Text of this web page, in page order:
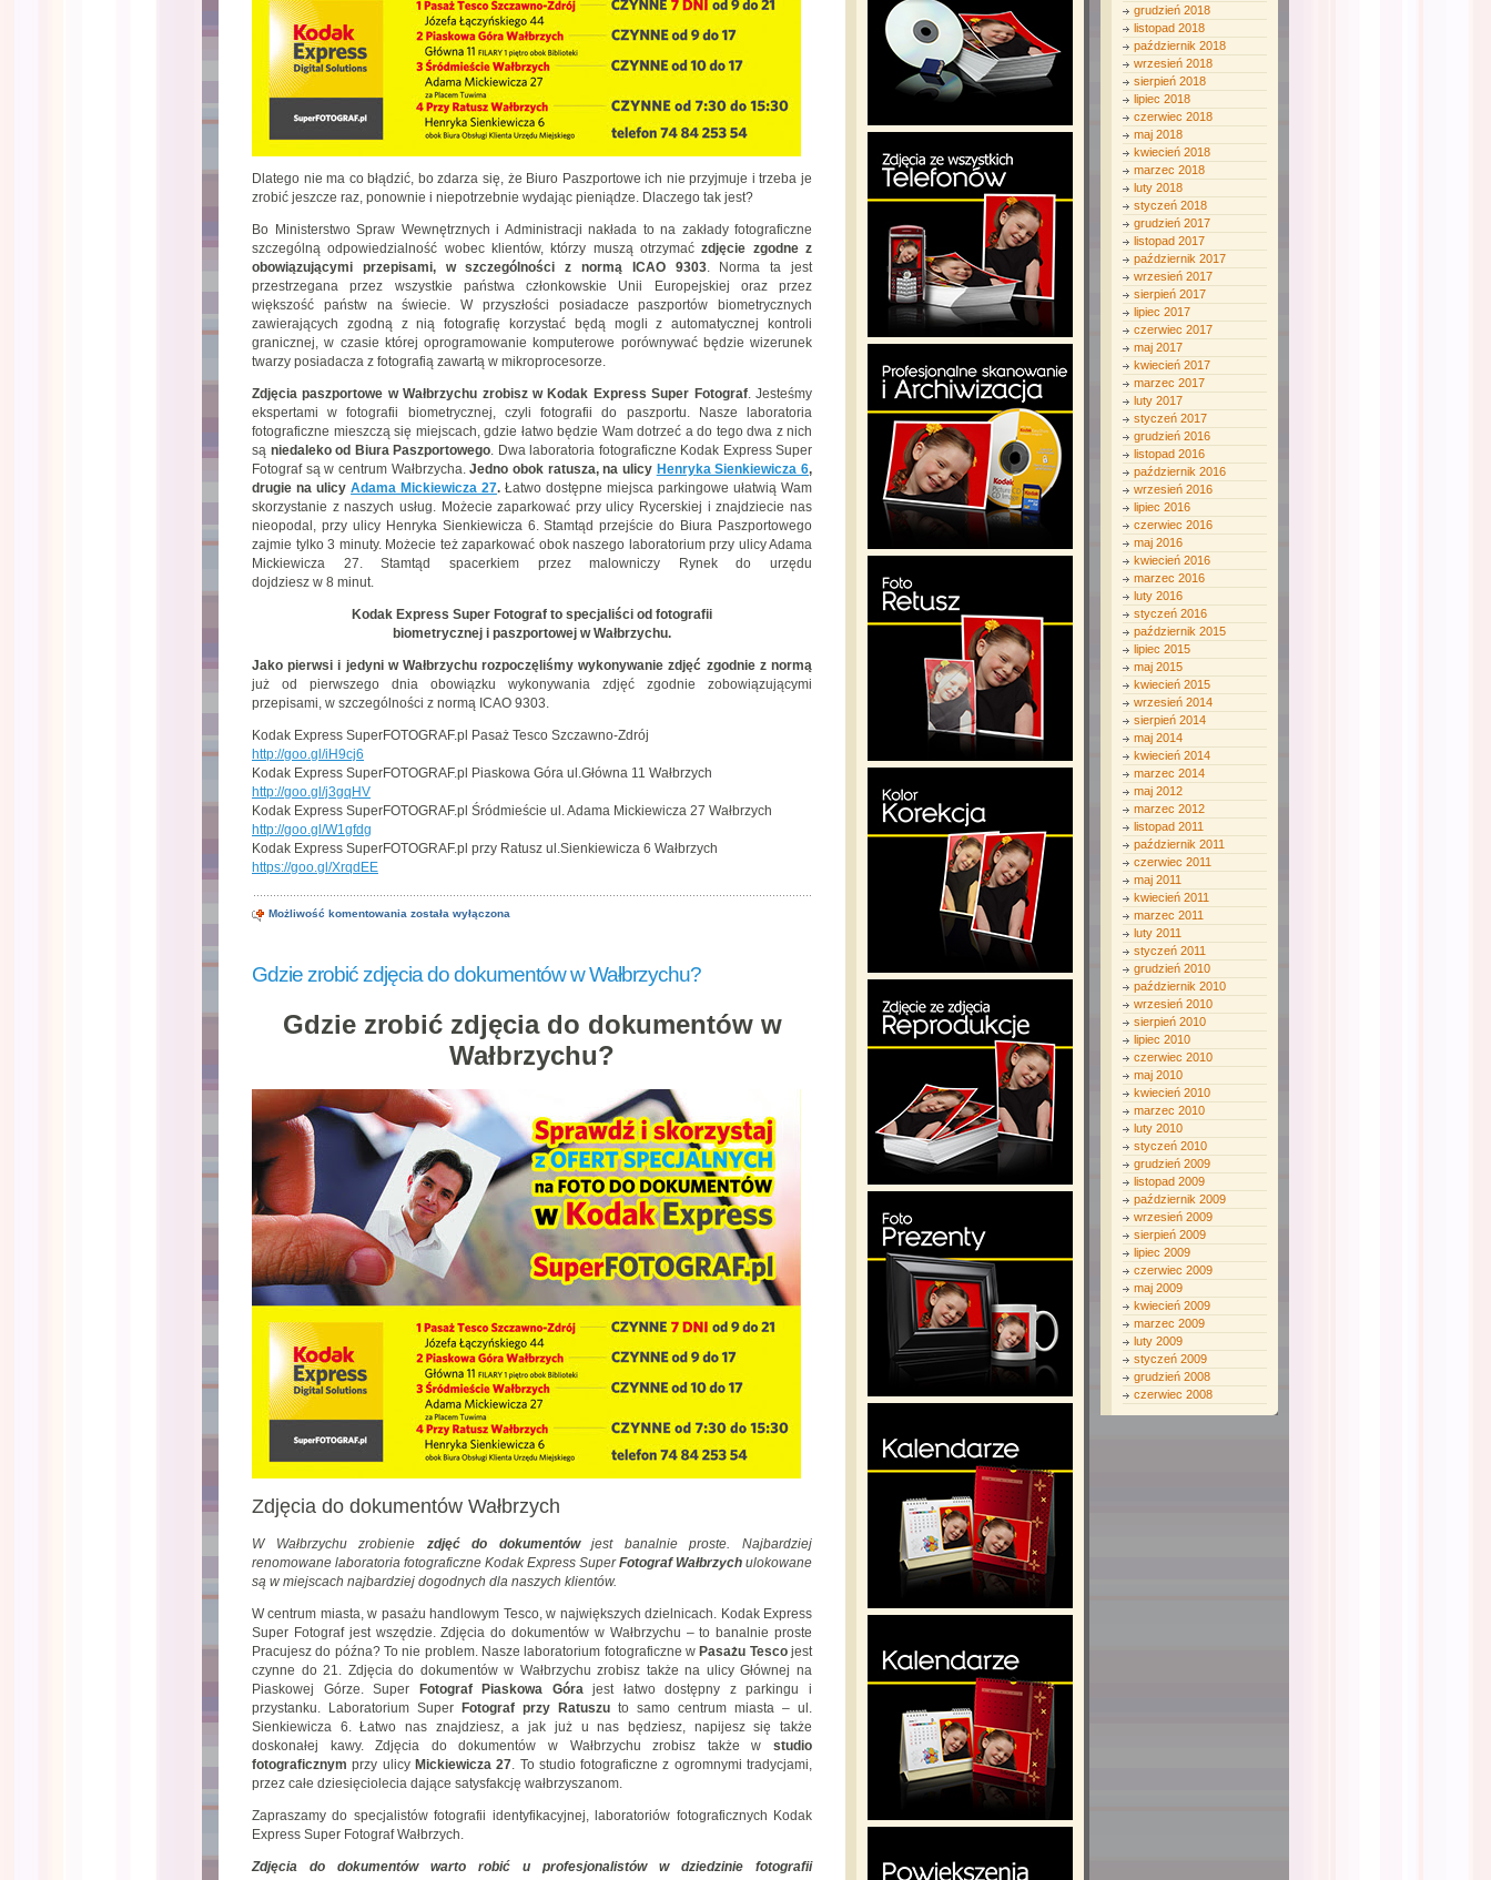
Dlatego nie ma co błądzić, bo zdarza się, że Biuro Paszportowe ich nie przyjmuje i trzeba je
zrobić jeszcze raz, ponownie i niepotrzebnie wydając pieniądze. Dlaczego tak jest?
Bo Ministerstwo Spraw Wewnętrznych i Administracji nakłada to na zakłady fotograficzne
szczególną odpowiedzialność wobec klientów, którzy muszą otrzymaćzdjęcie zgodne z
obowiązującymi przepisami, w szczególności z normą ICAO 9303. Norma ta jest
przestrzegana przez wszystkie państwa członkowskie Unii Europejskiej oraz przez
większość państw na świecie. W przyszłości posiadacze paszportów biometrycznych
zawierających zgodną z nią fotografię korzystać będą mogli z automatycznej kontroli
granicznej, w czasie której oprogramowanie komputerowe porównywać będzie wizerunek
twarzy posiadacza z fotografią zawartą w mikroprocesorze.
Zdjęcia paszportowe w Wałbrzychu zrobisz w Kodak Express Super Fotograf. Jesteśmy
ekspertami w fotografii biometrycznej, czyli fotografii do paszportu. Nasze laboratoria
fotograficzne mieszczą się miejscach, gdzie łatwo będzie Wam dotrzeć a do tego dwa z nich
są niedaleko od Biura Paszportowego. Dwa laboratoria fotograficzne Kodak Express Super
Fotograf są w centrum Wałbrzycha.Jedno obok ratusza, na ulicy Henryka Sienkiewicza 6,
drugie na ulicy Adama Mickiewicza 27. Łatwo dostępne miejsca parkingowe ułatwią Wam
skorzystanie z naszych usług. Możecie zaparkować przy ulicy Rycerskiej i znajdziecie nas
nieopodal, przy ulicy Henryka Sienkiewicza 6. Stamtąd przejście do Biura Paszportowego
zajmie tylko 3 minuty. Możecie też zaparkować obok naszego laboratorium przy ulicy Adama
Mickiewicza 27. Stamtąd spacerkiem przez malowniczy Rynek do urzędu
dojdziesz w 8 minut.
Kodak Express Super Fotograf to specjaliści od fotografii
biometrycznej i paszportowej w Wałbrzychu.
Jako pierwsi i jedyni w Wałbrzychu rozpoczęliśmy wykonywanie zdjęć zgodnie z normą
już od pierwszego dnia obowiązku wykonywania zdjęć zgodnie zobowiązującymi
przepisami, w szczególności z normą ICAO 9303.
Kodak Express SuperFOTOGRAF.pl Pasaż Tesco Szczawno-Zdrój
http://goo.gl/iH9cj6
Kodak Express SuperFOTOGRAF.pl Piaskowa Góra ul.Główna 11 Wałbrzych
http://goo.gl/j3gqHV
Kodak Express SuperFOTOGRAF.pl Śródmieście ul. Adama Mickiewicza 27 Wałbrzych
http://goo.gl/W1gfdg
Kodak Express SuperFOTOGRAF.pl przy Ratusz ul.Sienkiewicza 6 Wałbrzych
https://goo.gl/XrqdEE
Możliwość komentowania Zdjęcia
została wyłączona
Gdzie zrobić zdjęcia do dokumentów w Wałbrzychu?
Gdzie zrobić zdjęcia do dokumentów w
Wałbrzychu?
Zdjęcia do dokumentów Wałbrzych
W Wałbrzychu zrobienie zdjęć do dokumentówjest banalnie proste. Najbardziej
renomowane laboratoria fotograficzne Kodak Express SuperFotograf Wałbrzych ulokowane
są w miejscach najbardziej dogodnych dla naszych klientów.
W centrum miasta, w pasażu handlowym Tesco, w największych dzielnicach. Kodak Express
Super Fotograf jest wszędzie. Zdjęcia do dokumentów w Wałbrzychu – to banalnie proste
Pracujesz do późna? To nie problem. Nasze laboratorium fotograficzne w Pasażu Tescojest
czynne do 21. Zdjęcia do dokumentów w Wałbrzychu zrobisz także na ulicy Głównej na
Piaskowej Górze. Super
Fotograf Piaskowa Górajest łatwo dostępny z parkingu i
przystanku. Laboratorium Super
Fotograf przy Ratuszu to samo centrum miasta – ul.
Sienkiewicza 6. Łatwo nas znajdziesz, a jak już u nas będziesz, napijesz się także
doskonałej kawy. Zdjęcia do dokumentów w Wałbrzychu zrobisz także w studio
fotograficznym przy ulicy Mickiewicza 27. To studio fotograficzne z ogromnymi tradycjami,
przez całe dziesięciolecia dające satysfakcję wałbrzyszanom.
Zapraszamy do specjalistów fotografii identyfikacyjnej, laboratoriów fotograficznych Kodak
Express Super Fotograf Wałbrzych.
Zdjęcia do dokumentów warto robić u profesjonalistów w dziedzinie fotografii
grudzień 2018
listopad 2018
październik 2018
wrzesień 2018
sierpień 2018
lipiec 2018
czerwiec 2018
maj 2018
kwiecień 2018
marzec 2018
luty 2018
styczeń 2018
grudzień 2017
listopad 2017
październik 2017
wrzesień 2017
sierpień 2017
lipiec 2017
czerwiec 2017
maj 2017
kwiecień 2017
marzec 2017
luty 2017
styczeń 2017
grudzień 2016
listopad 2016
październik 2016
wrzesień 2016
lipiec 2016
czerwiec 2016
maj 2016
kwiecień 2016
marzec 2016
luty 2016
styczeń 2016
październik 2015
lipiec 2015
maj 2015
kwiecień 2015
wrzesień 2014
sierpień 2014
maj 2014
kwiecień 2014
marzec 2014
maj 2012
marzec 2012
listopad 2011
październik 2011
czerwiec 2011
maj 2011
kwiecień 2011
marzec 2011
luty 2011
styczeń 2011
grudzień 2010
październik 2010
wrzesień 2010
sierpień 2010
lipiec 2010
czerwiec 2010
maj 2010
kwiecień 2010
marzec 2010
luty 2010
styczeń 2010
grudzień 2009
listopad 2009
październik 2009
wrzesień 2009
sierpień 2009
lipiec 2009
czerwiec 2009
maj 2009
kwiecień 2009
marzec 2009
luty 2009
styczeń 2009
grudzień 2008
czerwiec 2008